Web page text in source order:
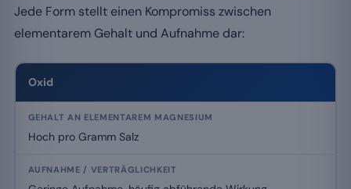
Jede Form stellt einen Kompromiss zwischen
elementarem Gehalt und Aufnahme dar:
Oxid
Hoch pro Gramm Salz